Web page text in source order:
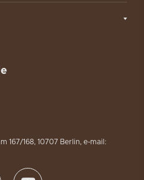
167/168, 10707 Berlin, e-mail: